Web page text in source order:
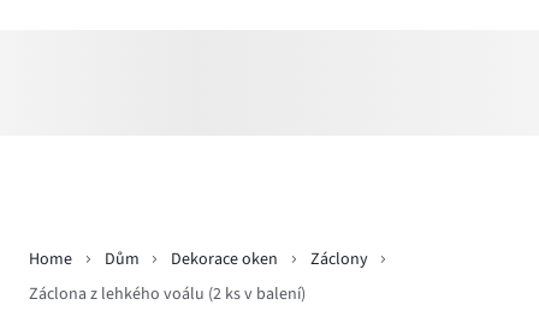
Home Dům Dekorace oken
Záclony
Záclona z lehkého voálu (2 ks v balení)